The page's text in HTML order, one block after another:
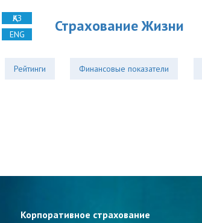
ҚАЗ
ENG
Страхование Жизни
Рейтинги Финансовые показатели
Корпоративное страхование